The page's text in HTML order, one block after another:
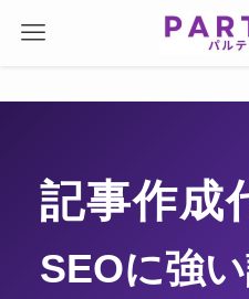
記事作成
SEOに強い